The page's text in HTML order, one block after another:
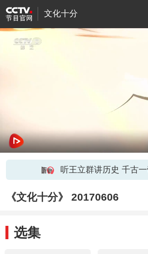
文化十分
听王立群讲历史 千古
《文化十分》 20170606
选集